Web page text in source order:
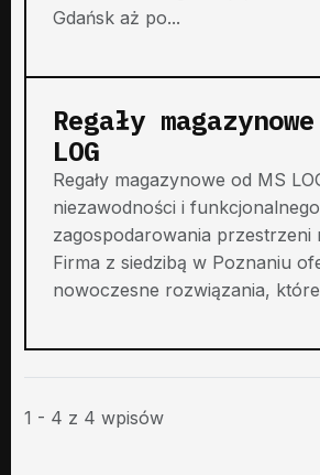
Gdańsk aż po...
Regały
LOG
Regały magazynowe od MS
niezawodności i funkcjonalnego
zagospodarowania przestrzeni
Firma z siedzibą w Poznaniu
nowoczesne rozwiązania,
1 - 4 z 4 wpisów